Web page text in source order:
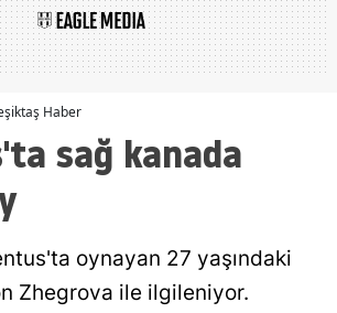
Haber
sağ kanada
oynayan 27 yaşındaki
Zhegrova ile ilgileniyor.